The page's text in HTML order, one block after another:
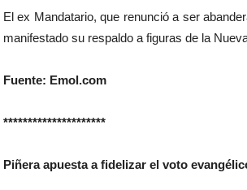
El ex Mandatario, que renunció a ser
manifestado su respaldo a figuras de la
Fuente: Emol.com
*********************
Piñera apuesta a fidelizar el voto